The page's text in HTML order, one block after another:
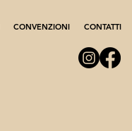
CONVENZIONI CONTATTI